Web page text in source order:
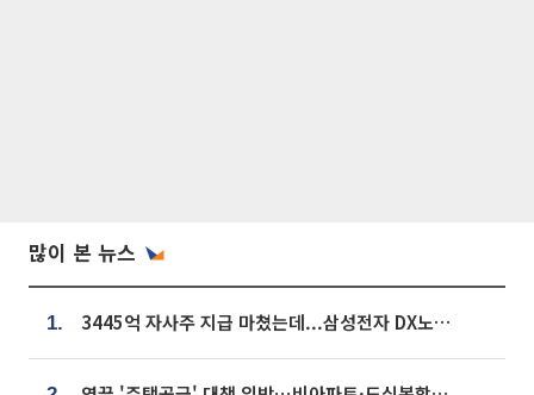
많이 본 뉴스
1. 3445억 자사주 지급 마쳤는데...삼성전자 DX노조, 뒤늦은 '떼쓰기 집회'